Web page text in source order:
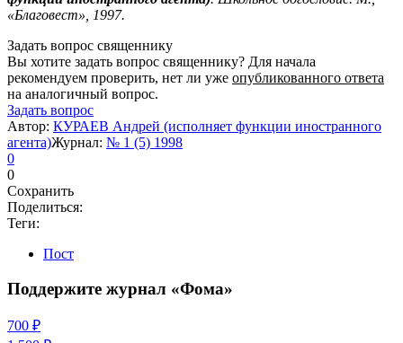
«Благовест», 1997.
Задать вопрос священнику
Вы хотите задать вопрос священнику? Для начала
рекомендуем проверить, нет ли уже опубликованного ответа
на аналогичный вопрос.
Задать вопрос
Автор: КУРАЕВ Андрей (исполняет функции иностранного
агента)Журнал: № 1 (5) 1998
0
0
Сохранить
Поделиться:
Теги:
Пост
Поддержите журнал «Фома»
700 ₽